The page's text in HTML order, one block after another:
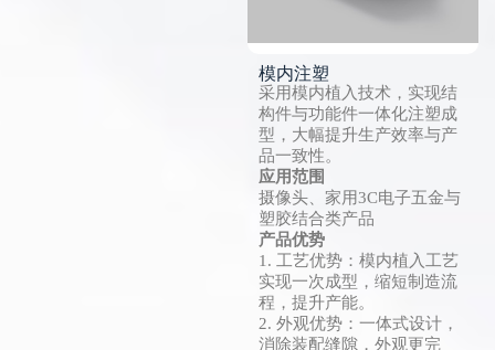
模内注塑
采用模内植入技术，实现结
构件与功能件一体化注塑成
型，大幅提升生产效率与产
品一致性。
应用范围
摄像头、家用3C电子五金与
塑胶结合类产品
产品优势
1. 工艺优势：模内植入工艺
实现一次成型，缩短制造流
程，提升产能。
2. 外观优势：一体式设计，
消除装配缝隙，外观更完